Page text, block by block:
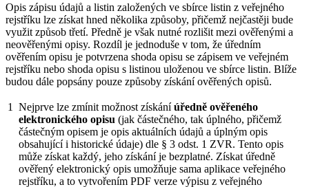
Opis zápisu údajů a listin založených ve sbírce listin z veřejného
rejstříku lze získat hned několika způsoby, přičemž nejčastěji bude
využit způsob třetí. Předně je však nutné rozlišit mezi ověřenými a
neověřenými opisy. Rozdíl je jednoduše v tom, že úředním
ověřením opisu je potvrzena shoda opisu se zápisem ve veřejném
rejstříku nebo shoda opisu s listinou uloženou ve sbírce listin. Blíže
budou dále popsány pouze způsoby získání ověřených opisů.
1 Nejprve lze zmínit možnost získáníúředně ověřeného
elektronického opisu (jak částečného, tak úplného, přičemž
částečným opisem je opis aktuálních údajů a úplným opis
obsahující i historické údaje) dle § 3 odst. 1 ZVR. Tento opis
může získat každý, jeho získání je bezplatné. Získat úředně
ověřený elektronický opis umožňuje sama aplikace veřejného
rejstříku, a to vytvořením PDF verze výpisu z veřejného